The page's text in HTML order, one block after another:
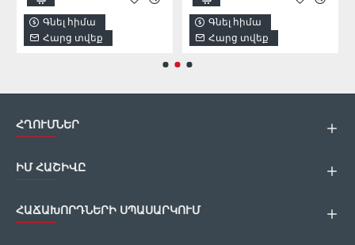
Գնել հիմա
Հարց տվեք
Գնել հիմա
Հարց տվեք
ՀՂՈՒՄՆԵՐ
ԻՄ ՀԱՇԻՎԸ
ՀԱՃԱԽՈՐԴՆԵՐԻ ՍՊԱՍԱՐԿՈՒՄ